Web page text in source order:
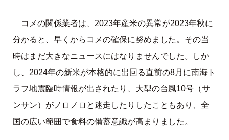
コメの関係業者は、2023年産米の異常が2023年秋に
分かると、早くからコメの確保に努めました。その当
時はまだ大きなニュースにはなりませんでした。しか
し、2024年の新米が本格的に出回る直前の8月に南海ト
ラフ地震臨時情報が出されたり、大型の台風10号（サ
ンサン）がノロノロと迷走したりしたこともあり、全
国の広い範囲で食料の備蓄意識が高まりました。